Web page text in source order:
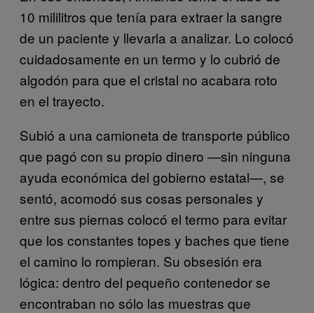
10 mililitros que tenía para extraer la sangre
de un paciente y llevarla a analizar. Lo colocó
cuidadosamente en un termo y lo cubrió de
algodón para que el cristal no acabara roto
en el trayecto.
Subió a una camioneta de transporte público
que pagó con su propio dinero —sin ninguna
ayuda económica del gobierno estatal—, se
sentó, acomodó sus cosas personales y
entre sus piernas colocó el termo para evitar
que los constantes topes y baches que tiene
el camino lo rompieran. Su obsesión era
lógica: dentro del pequeño contenedor se
encontraban no sólo las muestras que